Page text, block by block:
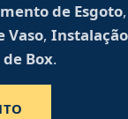
de Esgoto,
Vaso, Instalação
Box.